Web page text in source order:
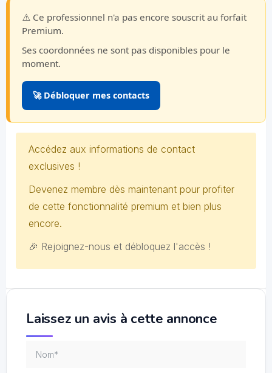
⚠️ Ce professionnel n'a pas encore souscrit au forfait
Premium.
Ses coordonnées ne sont pas disponibles pour le
moment.
🚀 Débloquer mes contacts
Accédez aux informations de contact
exclusives !
Devenez membre dès maintenant pour profiter
de cette fonctionnalité premium et bien plus
encore.
🎉 Rejoignez-nous et débloquez l'accès !
Laissez un avis à cette annonce